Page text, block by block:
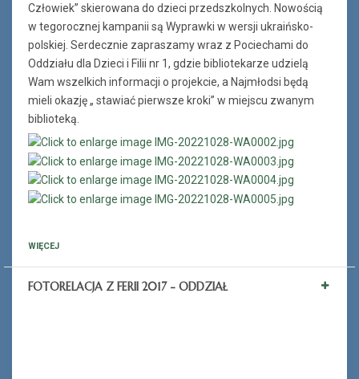
Człowiek” skierowana do dzieci przedszkolnych. Nowością
w tegorocznej kampanii są Wyprawki w wersji ukraińsko-
polskiej. Serdecznie zapraszamy wraz z Pociechami do
Oddziału dla Dzieci i Filii nr 1, gdzie bibliotekarze udzielą
Wam wszelkich informacji o projekcie, a Najmłodsi będą
mieli okazję „ stawiać pierwsze kroki” w miejscu zwanym
biblioteką.
WIĘCEJ
FOTORELACJA Z FERII 2017 - ODDZIAŁ